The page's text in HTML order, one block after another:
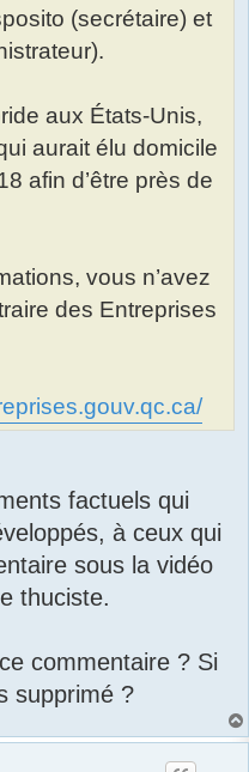
(secrétaire) et
aux États-Unis,
aurait élu domicile
afin d’être près de
vous n’avez
des Entreprises
factuels qui
à ceux qui
sous la vidéo
thuciste.
commentaire ? Si
supprimé ?